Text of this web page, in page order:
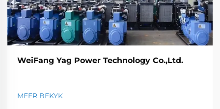
WeiFang Yag Power Technology Co.,Ltd.
MEER BEKYK